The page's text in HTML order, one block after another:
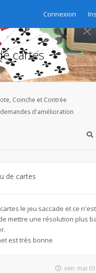
Connexion
cartes
Coinche et Contrée
d'amélioration
de cartes
le jeu saccade et ce
mettre une résolution plus
est très bonne
ven. mai